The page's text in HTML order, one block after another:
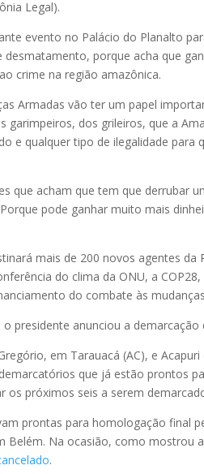
Legal).
evento no Palácio do Planalto
desmatamento, porque acha que
crime na região amazônica.
Armadas vão ter um papel
garimpeiros, dos grileiros, que a
e qualquer tipo de ilegalidade para
que acham que tem que derrubar
pode ganhar muito mais
mais de 200 novos agentes
do clima da ONU, a
do combate às
o presidente anunciou a
em Tarauacá (AC), e
que já estão prontos
os próximos seis a serem
prontas para homologação final
Belém. Na ocasião, como mostrou a
.